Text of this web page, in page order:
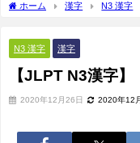
ホーム 漢字 N3 漢字
N3 漢字 漢字
【JLPT N3漢字
2020年12月26日 2020年12